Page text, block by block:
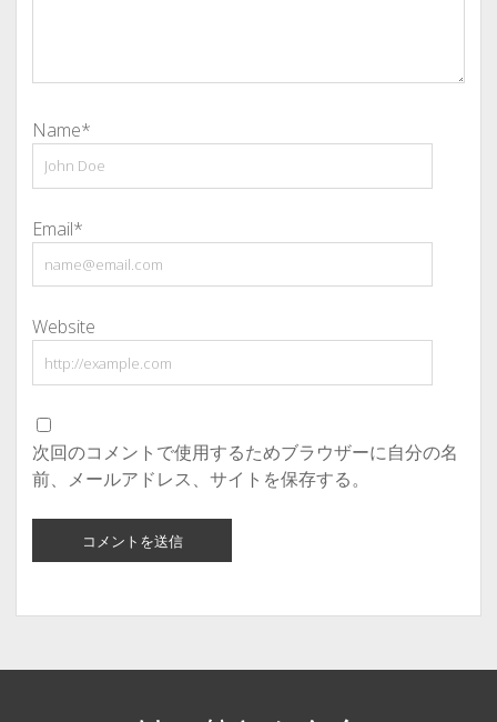
Name*
Email*
Website
次回のコメントで使用するためブラウザーに自分の名
前、メールアドレス、サイトを保存する。